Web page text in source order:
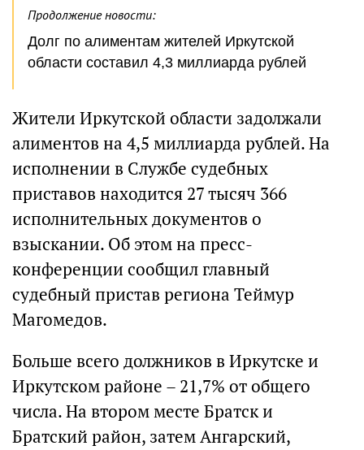
Продолжение новости:
Долг по алиментам жителей Иркутской
области составил 4,3 миллиарда рублей
Жители Иркутской области задолжали
алиментов на 4,5 миллиарда рублей. На
исполнении в Службе судебных
приставов находится 27 тысяч 366
исполнительных документов о
взыскании. Об этом на пресс-
конференции сообщил главный
судебный пристав региона Теймур
Магомедов.
Больше всего должников в Иркутске и
Иркутском районе – 21,7% от общего
числа. На втором месте Братск и
Братский район, затем Ангарский,